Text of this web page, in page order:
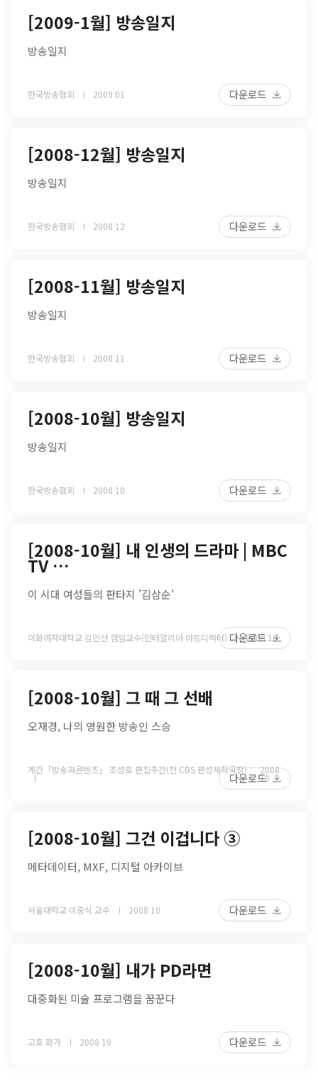
[2009-1월] 방송일지
방송일지
한국방송협회 2009 01 다운로드
[2008-12월] 방송일지
방송일지
한국방송협회 2008 12 다운로드
[2008-11월] 방송일지
방송일지
한국방송협회 2008 11 다운로드
[2008-10월] 방송일지
방송일지
한국방송협회 2008 10 다운로드
[2008-10월] 내 인생의 드라마 | MBC
TV …
이 시대 여성들의 판타지 '김삼순'
이화여자대학교 김인선 겸임교수(인터알리아 아트디렉터) 2008 10
다운로드
[2008-10월] 그 때 그 선배
오재경, 나의 영원한 방송인 스승
계간「방송과콘텐츠」 조성호 편집주간(전 CBS 편성제작국장) 2008
10
다운로드
[2008-10월] 그건 이겁니다 ③
메타데이터, MXF, 디지털 아카이브
서울대학교 이중식 교수 2008 10 다운로드
[2008-10월] 내가 PD라면
대중화된 미술 프로그램을 꿈꾼다
고호 화가 2008 10 다운로드